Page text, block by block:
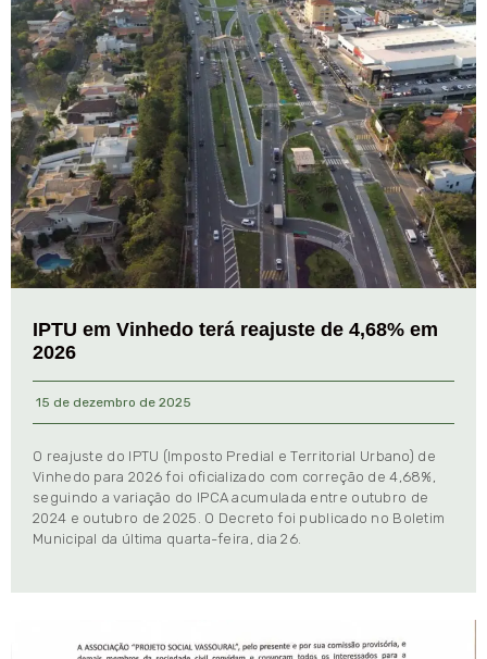
IPTU em Vinhedo terá reajuste de 4,68% em
2026
15 de dezembro de 2025
O reajuste do IPTU (Imposto Predial e Territorial Urbano) de
Vinhedo para 2026 foi oficializado com correção de 4,68%,
seguindo a variação do IPCA acumulada entre outubro de
2024 e outubro de 2025. O Decreto foi publicado no Boletim
Municipal da última quarta-feira, dia 26.